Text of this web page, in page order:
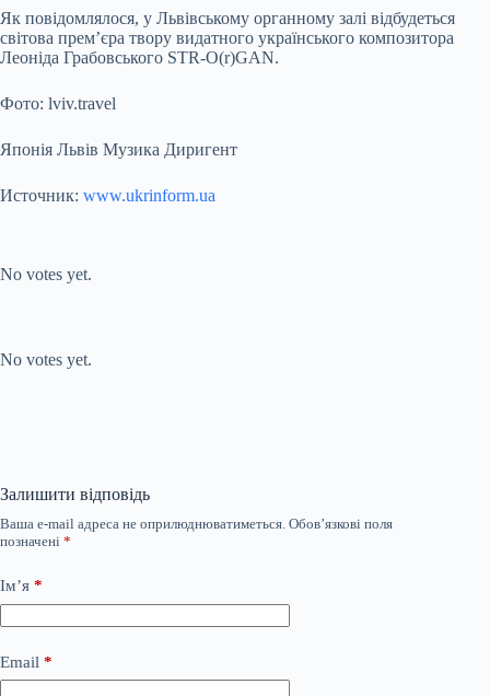
Як повідомлялося, у Львівському органному залі відбудеться
світова прем’єра твору видатного українського композитора
Леоніда Грабовського STR-O(r)GAN.
Фото: lviv.travel
Японія Львів Музика Диригент
Источник: www.ukrinform.ua
No votes yet.
No votes yet.
Залишити відповідь
Ваша e-mail адреса не оприлюднюватиметься. Обов’язкові поля
позначені *
Ім’я *
Email *